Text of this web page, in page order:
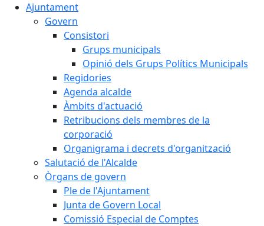
Ajuntament
Govern
Consistori
Grups municipals
Opinió dels Grups Polítics Municipals
Regidories
Agenda alcalde
Àmbits d'actuació
Retribucions dels membres de la
corporació
Organigrama i decrets d'organització
Salutació de l'Alcalde
Òrgans de govern
Ple de l'Ajuntament
Junta de Govern Local
Comissió Especial de Comptes